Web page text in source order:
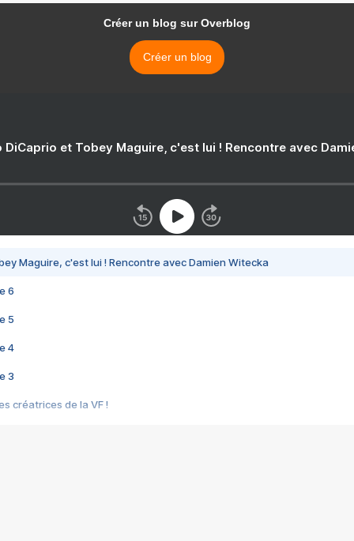
Créer un blog sur Overblog
Créer un blog
DiCaprio et Tobey Maguire, c'est lui ! Rencontre avec
Maguire, c'est lui ! Rencontre avec Damien Witecka
6
5
4
3
créatrices de la VF !